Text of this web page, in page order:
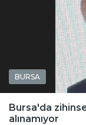
BURSA
Bursa'da
alınamıyor